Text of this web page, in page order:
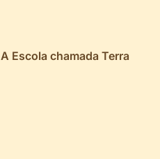
A Escola chamada Terra